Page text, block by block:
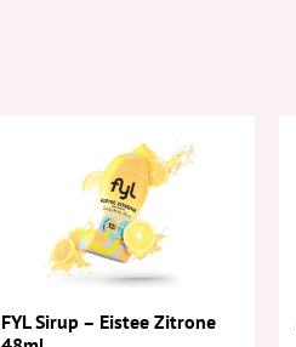
FYL Sirup – Eistee Zitrone